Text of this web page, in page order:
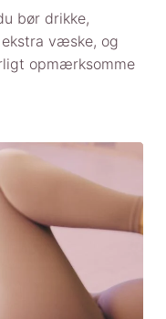
bør drikke,
væske, og
opmærksomme